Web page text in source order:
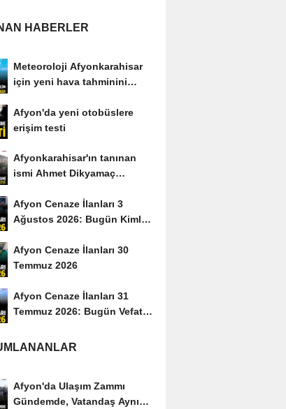
HABERLER
Meteoroloji Afyonkarahisar
için yeni hava tahminini
Afyon'da yeni otobüslere
erişim testi
Afyonkarahisar'ın tanınan
ismi Ahmet Dikyamaç
Afyon Cenaze İlanları 3
Ağustos 2026: Bugün Kimler
Afyon Cenaze İlanları 30
Temmuz 2026
Afyon Cenaze İlanları 31
Temmuz 2026: Bugün Vefat
Afyon'da Ulaşım Zammı
Gündemde, Vatandaş Aynı